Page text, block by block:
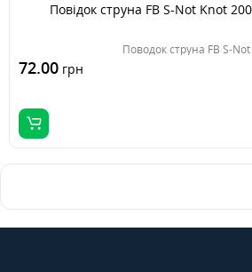
Повідок струна FB S-Not Knot
Поводок струна FB S-
72.00 грн